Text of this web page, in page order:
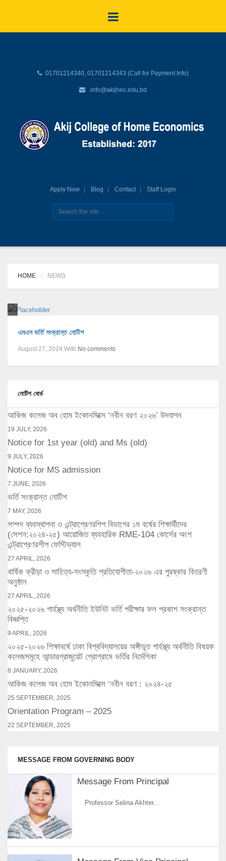
01701214340, 01701214343 (Call for Payment Info)
info@akijhec.edu.bd
Apply Now Blog Contact Staff Login
HOME NEWS
এমএস ভর্তি সংক্রান্ত নোটিশ
August 27, 2024 With No comments
নোটিশ বোর্ড
আকিজ কলেজ অব হোম ইকোনমিক্সে ‘নবীন বরণ ২০২৬’ উদযাপন
19 JULY, 2026
Notice for 1st year (old) and Ms (old)
9 JULY, 2026
Notice for MS admission
7 JUNE, 2026
ভর্তি সংক্রান্ত নোটিশ
7 MAY, 2026
সম্পদ ব্যবস্থাপনা ও এন্ট্রাপ্রেণরশিপ বিভাগের ১ম বর্ষের শিক্ষার্থীদের
(সেশন:২০২৪-২৫) আয়োজিত ব্যবহারিক RME-104 কোর্সের অংশ
এন্ট্রাপ্রেণরশীপ ফেস্টিভ্যাল
27 APRIL, 2026
বার্ষিক ক্রীড়া ও সাহিত্য-সংস্কৃতি প্রতিযোগীতা-২০২৬ এর পুরষ্কার বিতরণী
অনুষ্ঠান
27 APRIL, 2026
২০২৫-২০২৬ গার্হস্থ্য অর্থনীতি ইউনিট ভর্তি পরীক্ষার ফল প্রকাশ সংক্রান্ত
বিজ্ঞপ্তি
9 APRIL, 2026
২০২৫-২০২৬ শিক্ষাবর্ষে ঢাকা বিশ্ববিদ্যালয়ের অঙ্গীভূত গার্হস্থ্য অর্থনীতি বিষয়ক
কলেজসমূহে আন্ডারগ্রাজুয়েট প্রোগ্রামে ভর্তির নির্দেশিকা
8 JANUARY, 2026
আকিজ কলেজ অব হোম ইকোনমিক্সে ‘নবীন বরণ : ২০২৪-২৫
25 SEPTEMBER, 2025
Orientation Program – 2025
22 SEPTEMBER, 2025
MESSAGE FROM GOVERNING BODY
Message From Principal
Professor Selina Akhter...